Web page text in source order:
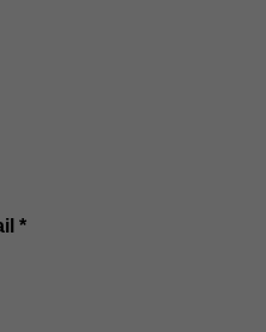
*Обязательно